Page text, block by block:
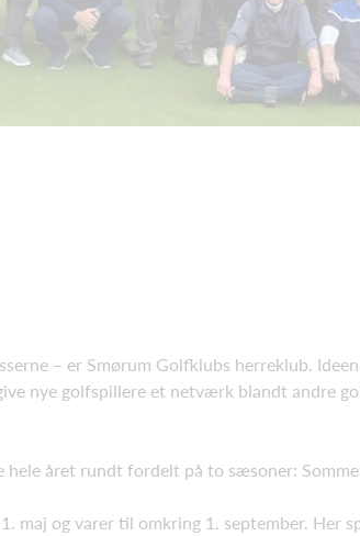
– er Smørum Golfklubs herreklub.
nye golfspillere et netværk blandt andre
hele året rundt fordelt på to sæsoner:
maj og varer til omkring 1. september. Her